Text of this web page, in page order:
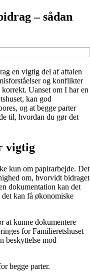
– sådan
en vigtig del af aftalen
og konflikter
Uanset om I har en
kan god
og at begge parter
til, hvordan du gør det
vigtig
kun om papirarbejde. Det
om, hvorvidt bidraget
dokumentation kan det
kan få økonomiske
at kunne dokumentere
for Familieretshuset
beskyttelse mod
begge parter.